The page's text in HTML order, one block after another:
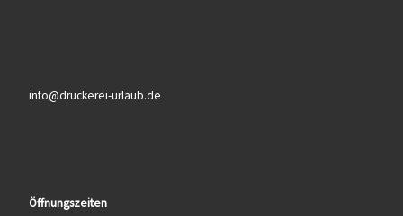
info@druckerei-urlaub.de
Öffnungszeiten